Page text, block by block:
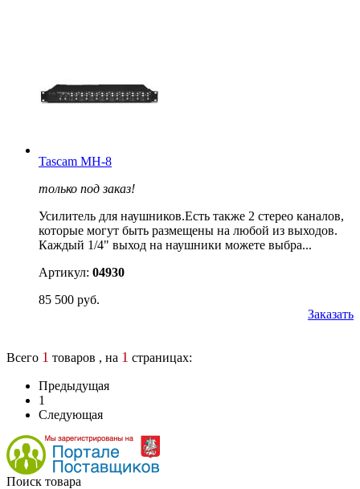
Tascam MH-8
только под заказ!
Усилитель для наушников.Есть также 2 стерео каналов,
которые могут быть размещены на любой из выходов.
Каждый 1/4" выход на наушники можете выбра...
Артикул: 04930
85 500 руб.
Заказать
Всего 1 товаров , на 1 страницах:
Предыдущая
1
Следующая
Поиск товара